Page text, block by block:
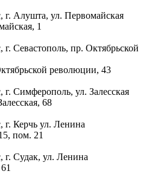
г. Алушта, ул. Первомайская
1
г. Севастополь, пр. Октябрьской
революции, 43
г. Симферополь, ул. Залесская
68
г. Керчь ул. Ленина
пом. 21
г. Судак, ул. Ленина